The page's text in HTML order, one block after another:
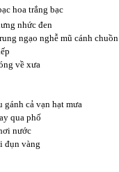
hoa trắng bạc
nhức đen
ngạo nghễ mũ cánh chuồn
về xưa
gánh cả vạn hạt mưa
qua phố
nước
đụn vàng